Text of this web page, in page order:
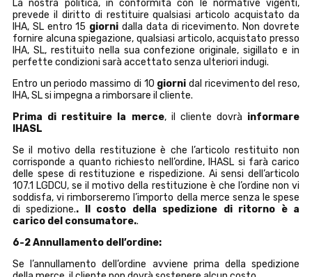
La nostra politica, in conformità con le normative vigenti,
prevede il diritto di restituire qualsiasi articolo acquistato da
IHA, SL entro 15 giorni dalla data di ricevimento. Non dovrete
fornire alcuna spiegazione, qualsiasi articolo, acquistato presso
IHA, SL, restituito nella sua confezione originale, sigillato e in
perfette condizioni sarà accettato senza ulteriori indugi.
Entro un periodo massimo di 10 giorni dal ricevimento del reso,
IHA, SL si impegna a rimborsare il cliente.
Prima di restituire la merce, il cliente dovrà informare
IHASL
Se il motivo della restituzione è che l’articolo restituito non
corrisponde a quanto richiesto nell’ordine, IHASL si farà carico
delle spese di restituzione e rispedizione. Ai sensi dell’articolo
107.1 LGDCU, se il motivo della restituzione è che l’ordine non vi
soddisfa, vi rimborseremo l’importo della merce senza le spese
di spedizione.. Il costo della spedizione di ritorno è a
carico del consumatore..
6-2 Annullamento dell’ordine:
Se l’annullamento dell’ordine avviene prima della spedizione